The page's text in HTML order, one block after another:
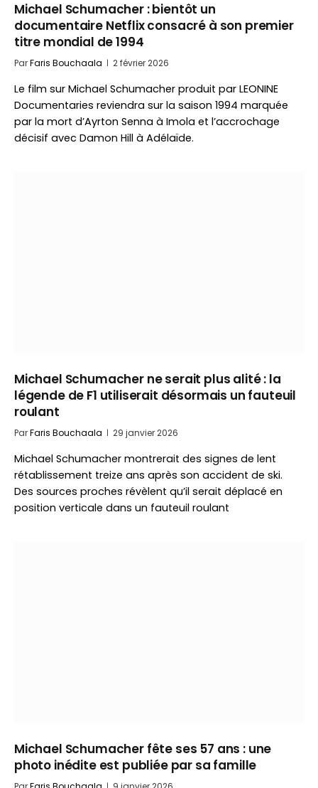
Michael Schumacher : bientôt un
documentaire Netflix consacré à son premier
titre mondial de 1994
ParFaris Bouchaala 2 février 2026
Le film sur Michael Schumacher produit par LEONINE
Documentaries reviendra sur la saison 1994 marquée
par la mort d’Ayrton Senna à Imola et l’accrochage
décisif avec Damon Hill à Adélaïde.
Michael Schumacher ne serait plus alité : la
légende de F1 utiliserait désormais un fauteuil
roulant
ParFaris Bouchaala 29 janvier 2026
Michael Schumacher montrerait des signes de lent
rétablissement treize ans après son accident de ski.
Des sources proches révèlent qu’il serait déplacé en
position verticale dans un fauteuil roulant
Michael Schumacher fête ses 57 ans : une
photo inédite est publiée par sa famille